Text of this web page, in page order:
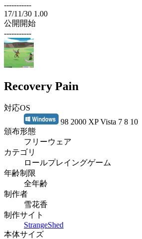
-----------
17/11/30 1.00
公開開始
-----------
Recovery Pain
対応OS
98 2000 XP Vista 7 8 10
頒布形態
フリーウェア
カテゴリ
ロールプレイングゲーム
年齢制限
全年齢
制作者
雪花香
制作サイト
StrangeShed
本体サイズ